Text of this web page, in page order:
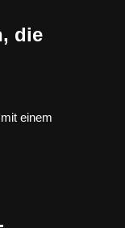
die
einem